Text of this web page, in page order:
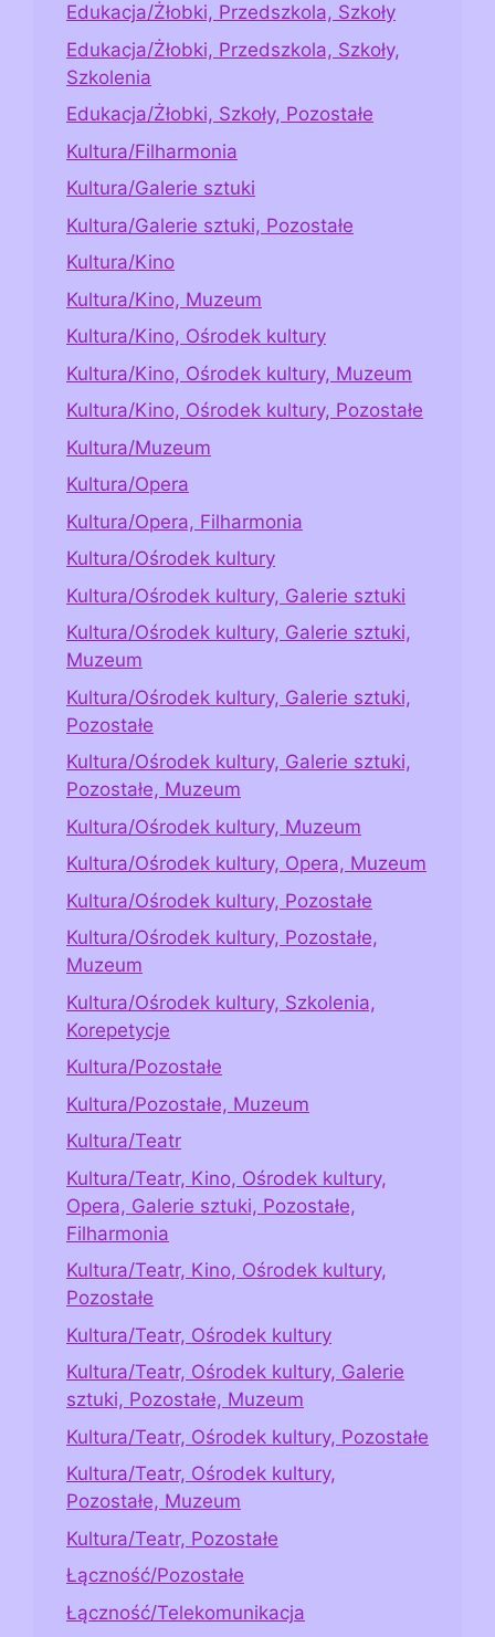
Edukacja/Żłobki, Przedszkola, Szkoły
Edukacja/Żłobki, Przedszkola, Szkoły,
Szkolenia
Edukacja/Żłobki, Szkoły, Pozostałe
Kultura/Filharmonia
Kultura/Galerie sztuki
Kultura/Galerie sztuki, Pozostałe
Kultura/Kino
Kultura/Kino, Muzeum
Kultura/Kino, Ośrodek kultury
Kultura/Kino, Ośrodek kultury, Muzeum
Kultura/Kino, Ośrodek kultury, Pozostałe
Kultura/Muzeum
Kultura/Opera
Kultura/Opera, Filharmonia
Kultura/Ośrodek kultury
Kultura/Ośrodek kultury, Galerie sztuki
Kultura/Ośrodek kultury, Galerie sztuki,
Muzeum
Kultura/Ośrodek kultury, Galerie sztuki,
Pozostałe
Kultura/Ośrodek kultury, Galerie sztuki,
Pozostałe, Muzeum
Kultura/Ośrodek kultury, Muzeum
Kultura/Ośrodek kultury, Opera, Muzeum
Kultura/Ośrodek kultury, Pozostałe
Kultura/Ośrodek kultury, Pozostałe,
Muzeum
Kultura/Ośrodek kultury, Szkolenia,
Korepetycje
Kultura/Pozostałe
Kultura/Pozostałe, Muzeum
Kultura/Teatr
Kultura/Teatr, Kino, Ośrodek kultury,
Opera, Galerie sztuki, Pozostałe,
Filharmonia
Kultura/Teatr, Kino, Ośrodek kultury,
Pozostałe
Kultura/Teatr, Ośrodek kultury
Kultura/Teatr, Ośrodek kultury, Galerie
sztuki, Pozostałe, Muzeum
Kultura/Teatr, Ośrodek kultury, Pozostałe
Kultura/Teatr, Ośrodek kultury,
Pozostałe, Muzeum
Kultura/Teatr, Pozostałe
Łączność/Pozostałe
Łączność/Telekomunikacja